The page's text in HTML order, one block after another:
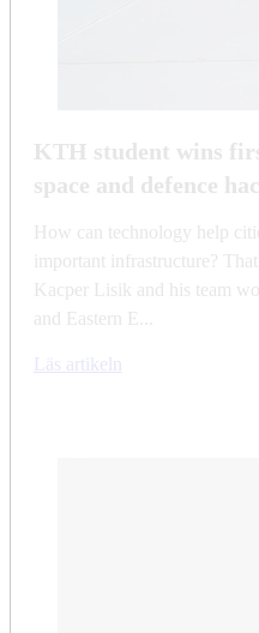
KTH student wins
space and defence
How can technology help
important infrastructure?
Kacper Lisik and his team
and Eastern E...
Läs artikeln